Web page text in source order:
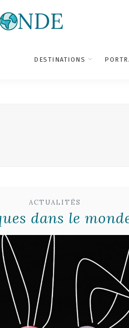
DESTINATIONS
ACTUALITÉS
dans le